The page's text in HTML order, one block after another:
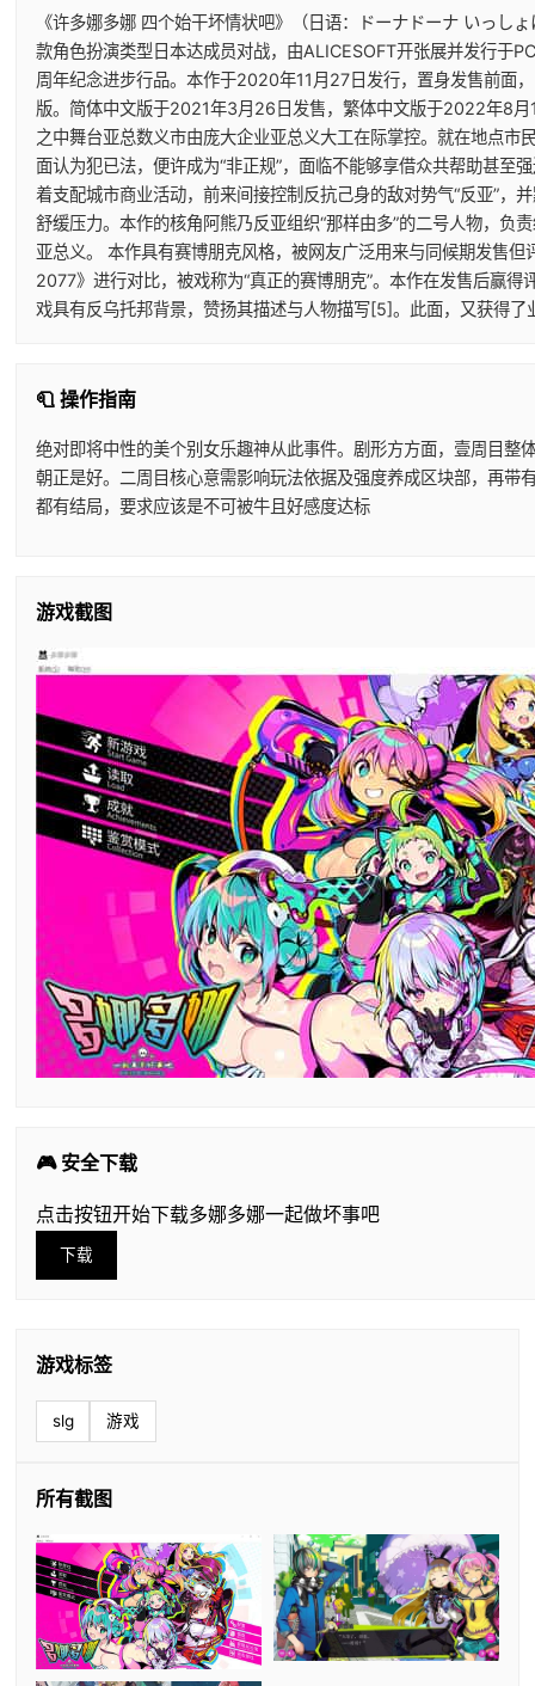
《许多娜多娜 四个始干坏情状吧》（日语：ドーナドーナ いっし
款角色扮演类型日本达成员对战，由ALICESOFT开张展并发行于
周年纪念进步行品。本作于2020年11月27日发行，置身发售前面
版。简体中文版于2021年3月26日发售，繁体中文版于2022年8
之中舞台亚总数义市由庞大企业亚总义大工在际掌控。就在地点市
面认为犯已法，便许成为“非正规”，面临不能够享借众共帮助甚至
着支配城市商业活动，前来间接控制反抗己身的敌对势气“反亚”，
舒缓压力。本作的核角阿熊乃反亚组织“那样由多”的二号人物，负
亚总义。 本作具有赛博朋克风格，被网友广泛用来与同候期发售但
2077》进行对比，被戏称为“真正的赛博朋克”。本作在发售后赢得
戏具有反乌托邦背景，赞扬其描述与人物描写[5]。此面，又获得了
🧻 操作指南
绝对即将中性的美个别女乐趣神从此事件。剧形方方面，壹周目整
朝正是好。二周目核心意需影响玩法依据及强度养成区块部，再带
都有结局，要求应该是不可被牛且好感度达标
游戏截图
🎮 安全下载
点击按钮开始下载多娜多娜一起做坏事吧
下载
游戏标签
slg 游戏
所有截图